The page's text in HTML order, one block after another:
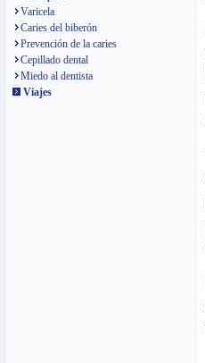
Varicela
Caries del biberón
Prevención de la caries
Cepillado dental
Miedo al dentista
Viajes